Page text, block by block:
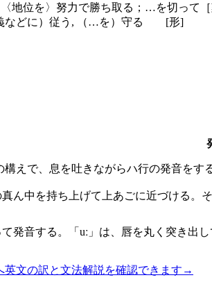
〈地位を〉努力で勝ち取る；…を切っ
などに）従う, （…を）守る [形]
構えで、息を吐きながらハ行の発音をす
真ん中を持ち上げて上あごに近づける
発音する。「uː」は、唇を丸く突き出
英文の訳と文法解説を確認できます →